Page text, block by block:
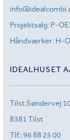
Projektsalg: P-
Håndværker: H-
IDEALHUSET
Tilst Søndervej
8381 Tilst
Tlf.:96 88 25 00